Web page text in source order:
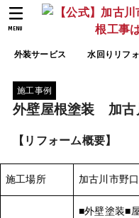
外装サービス 水回りリフ
MENU
施工事例
外壁屋根塗装 加
【リフォーム概要】
施工場所 加古川市野
■外壁塗装■